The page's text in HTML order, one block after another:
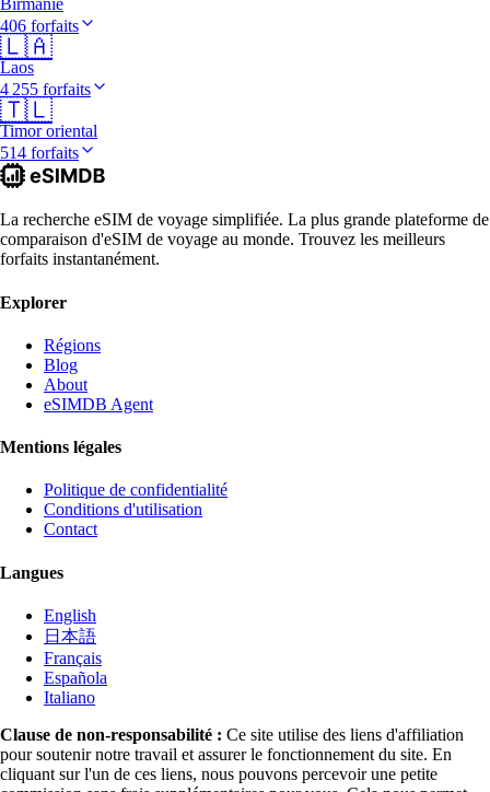
Birmanie
406 forfaits
🇱🇦
Laos
4 255 forfaits
🇹🇱
Timor oriental
514 forfaits
La recherche eSIM de voyage simplifiée. La plus grande plateforme de
comparaison d'eSIM de voyage au monde. Trouvez les meilleurs
forfaits instantanément.
Explorer
Régions
Blog
About
eSIMDB Agent
Mentions légales
Politique de confidentialité
Conditions d'utilisation
Contact
Langues
English
日本語
Français
Española
Italiano
Clause de non-responsabilité : Ce site utilise des liens d'affiliation
pour soutenir notre travail et assurer le fonctionnement du site. En
cliquant sur l'un de ces liens, nous pouvons percevoir une petite